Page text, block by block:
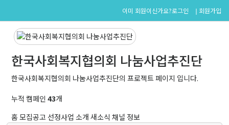
이미 회원이신가요?로그인 회원가입
한국사회복지협의회 나눔사업추진단
한국사회복지협의회 나눔사업추진단의 프로젝트 페이지 입니다.
누적 캠페인43개
홈모집공고 선정사업 소개새소식채널 정보